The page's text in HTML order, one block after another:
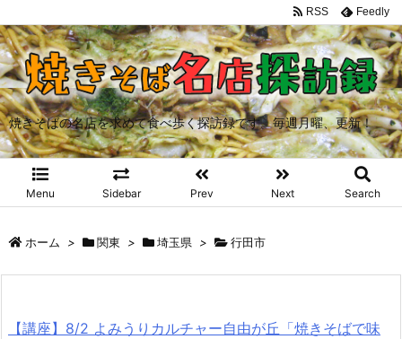
焼きそばの名店を求めて食べ歩く探訪録です。毎週月曜、更新！
Menu Sidebar Prev Next Search
RSS Feedly
ホーム > 関東 > 埼玉県 > 行田市
【講座】8/2 よみうりカルチャー自由が丘「焼きそばで味